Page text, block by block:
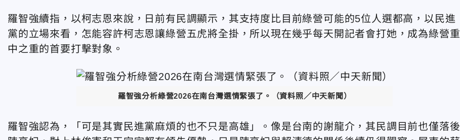
羅智強續指，以柯志恩來說，日前有民調顯示，其支持度比目前綠營可能的5位人選都高，以民進
黨的立場來看，怎能容許柯志恩讓綠營五虎將全掛，所以現在幾乎每天開記者會打她，成為綠營重
中之重的首要打擊對象。
羅智強分析綠營2026在南台灣選情緊張了。（資料照／中天新聞）
羅智強認為，「可是其實民進黨麻煩的也不只是高雄」。像是台南的謝龍介，其民調目前也僅落後